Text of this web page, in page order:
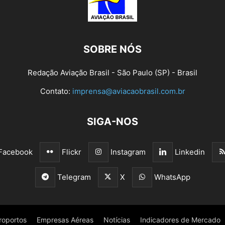
SOBRE NÓS
Redação Aviação Brasil - São Paulo (SP) - Brasil
Contato: imprensa@aviacaobrasil.com.br
SIGA-NOS
Flickr Instagram Linkedin
Telegram X WhatsApp
Empresas Aéreas Notícias Indicadores de Mercado